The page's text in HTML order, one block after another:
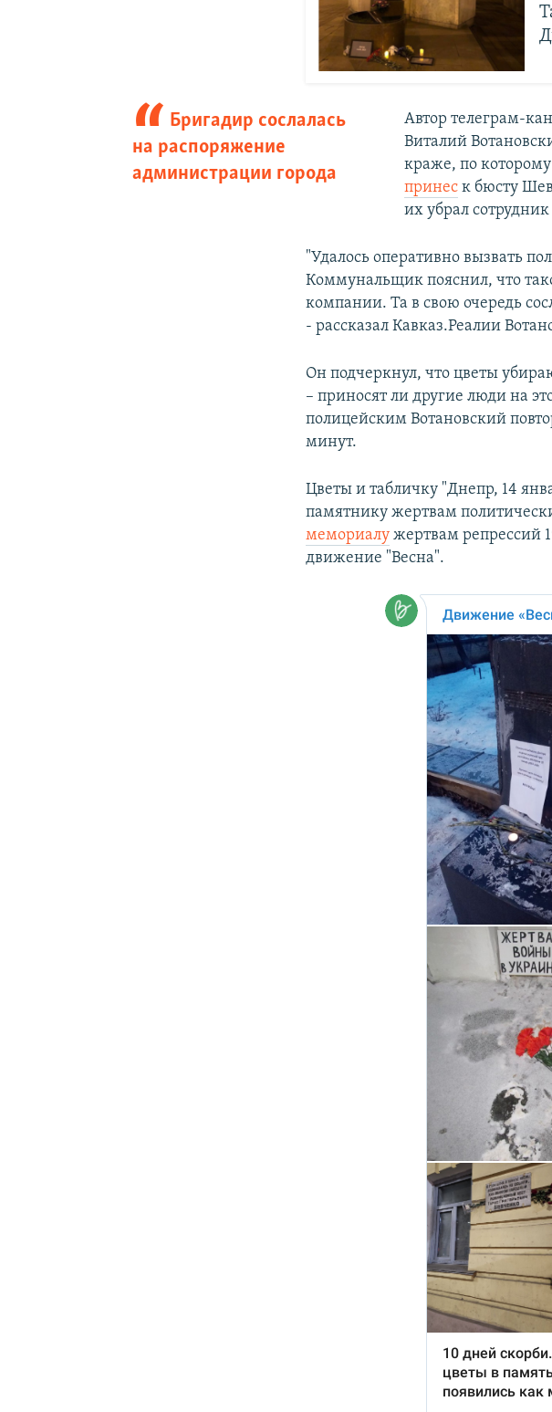
Бригадир сослалась
на распоряжение
администрации города
Автор телеграм-
Виталий
краже, по
принеск бюсту
их убрал
"Удалось оперативно вызвать
Коммунальщик пояснил, что
компании. Та в свою очередь
- рассказал Кавказ.Реалии
Он подчеркнул, что цветы
– приносят ли другие люди на
полицейским Вотановский
минут.
Цветы и табличку "Днепр, 14
памятнику жертвам
мемориалу жертвам репрессий
движение "Весна".